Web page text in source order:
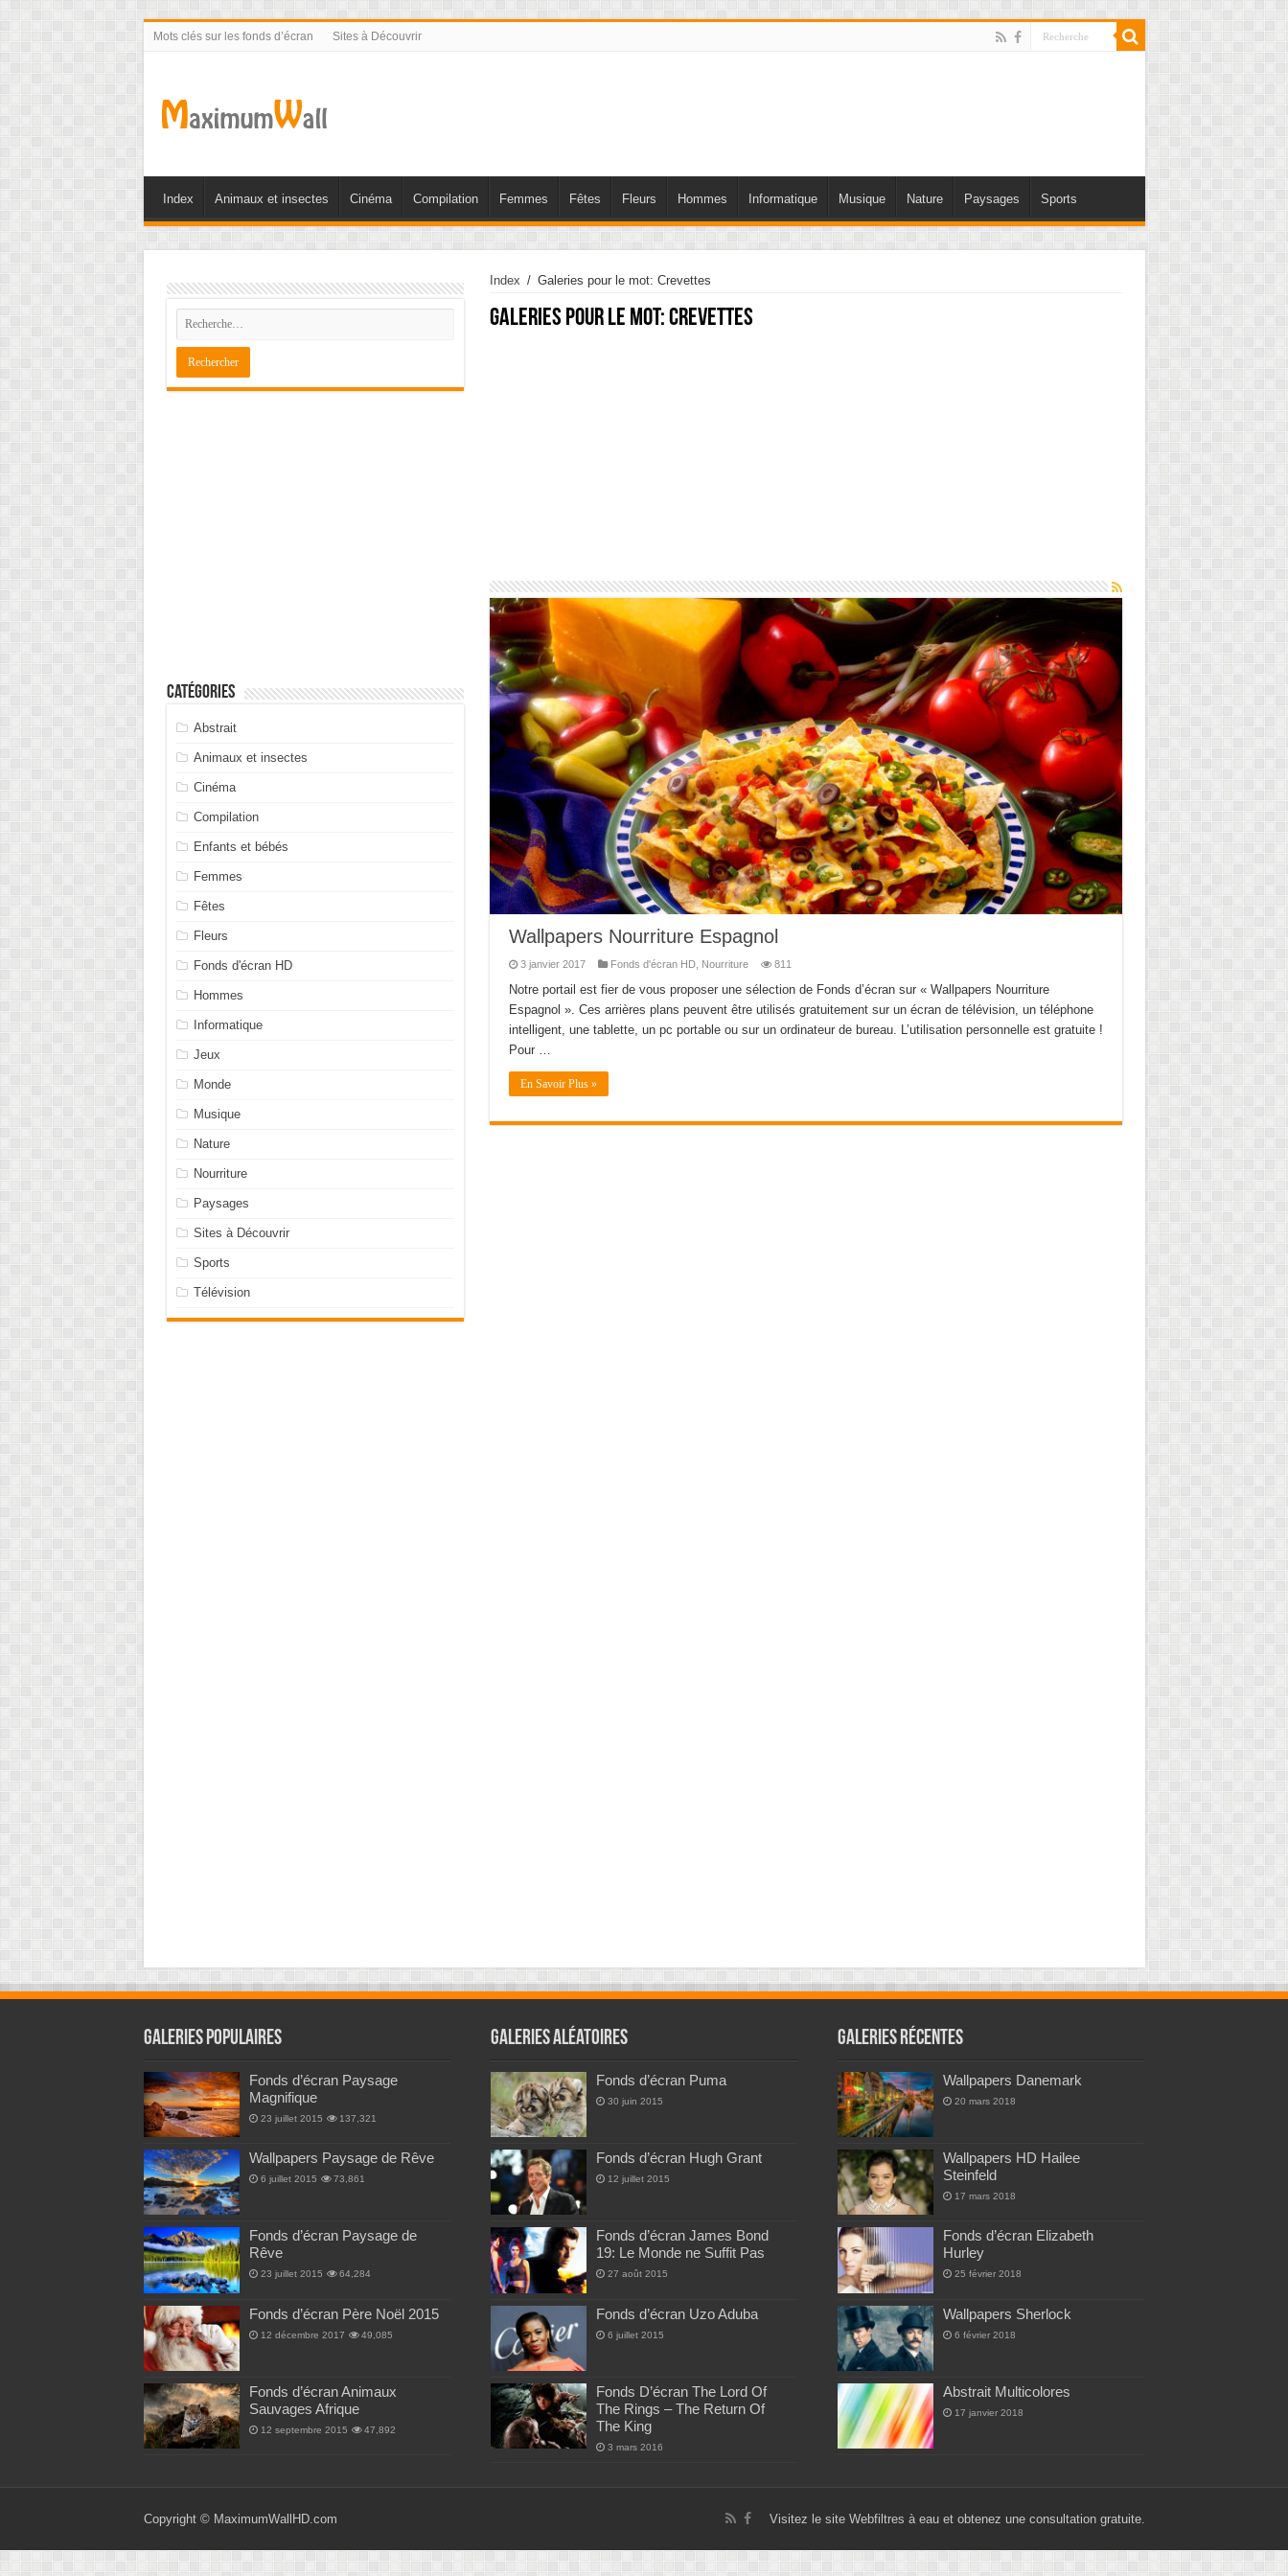
Mots clés sur les fonds d’écran Sites à Découvrir
Index Animaux et insectes Cinéma Compilation Femmes Fêtes Fleurs Hommes Informatique Musique Nature Paysages Sports
Index / Galeries pour le mot: Crevettes
Galeries pour le mot:Crevettes
Wallpapers Nourriture Espagnol
3 janvier 2017 Fonds d'écran HD, Nourriture 811
Notre portail est fier de vous proposer une sélection de Fonds d’écran sur « Wallpapers Nourriture
Espagnol ». Ces arrières plans peuvent être utilisés gratuitement sur un écran de télévision, un téléphone
intelligent, une tablette, un pc portable ou sur un ordinateur de bureau. L’utilisation personnelle est gratuite !
Pour …
En Savoir Plus »
Catégories
Abstrait
Animaux et insectes
Cinéma
Compilation
Enfants et bébés
Femmes
Fêtes
Fleurs
Fonds d'écran HD
Hommes
Informatique
Jeux
Monde
Musique
Nature
Nourriture
Paysages
Sites à Découvrir
Sports
Télévision
Galeries Populaires
Fonds d’écran Paysage
Magnifique
23 juillet 2015 137,321
Wallpapers Paysage de Rêve
6 juillet 2015 73,861
Fonds d’écran Paysage de
Rêve
23 juillet 2015 64,284
Fonds d’écran Père Noël 2015
12 décembre 2017 49,085
Fonds d’écran Animaux
Sauvages Afrique
12 septembre 2015 47,892
Galeries Aléatoires
Fonds d’écran Puma
30 juin 2015
Fonds d’écran Hugh Grant
12 juillet 2015
Fonds d’écran James Bond
19: Le Monde ne Suffit Pas
27 août 2015
Fonds d’écran Uzo Aduba
6 juillet 2015
Fonds D’écran The Lord Of
The Rings – The Return Of
The King
3 mars 2016
Galeries Récentes
Wallpapers Danemark
20 mars 2018
Wallpapers HD Hailee
Steinfeld
17 mars 2018
Fonds d’écran Elizabeth
Hurley
25 février 2018
Wallpapers Sherlock
6 février 2018
Abstrait Multicolores
17 janvier 2018
Visitez le site Webfiltres à eauet obtenez une consultation gratuite.
Copyright © MaximumWallHD.com